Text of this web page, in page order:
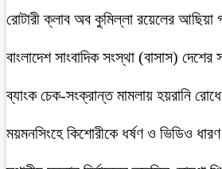
রোটারী ক্লাব অব কুমিল্লা রয়েলের আছিয়া
বাংলাদেশ সাংবাদিক সংস্থা (বাসাস) দেশের
ব্যাংক চেক-সংক্রান্ত মামলায় হয়রানি
ময়মনসিংহে কিশোরীকে ধর্ষণ ও ভিডিও